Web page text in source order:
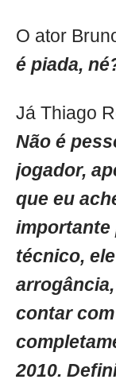
O ator
é piada,
Já Thiago
Não é
jogador,
que eu
importante
técnico,
contar
2010.